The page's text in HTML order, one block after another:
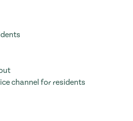
channel for residents